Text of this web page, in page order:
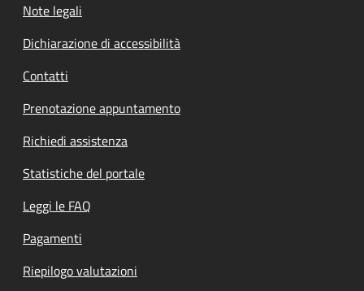
Note legali
Dichiarazione di accessibilità
Contatti
Prenotazione appuntamento
Richiedi assistenza
Statistiche del portale
Leggi le FAQ
Pagamenti
Riepilogo valutazioni